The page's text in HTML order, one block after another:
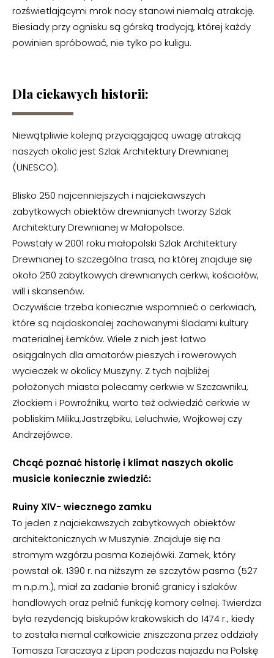
rozświetlającymi mrok nocy stanowi niemałą atrakcję.
Biesiady przy ognisku są górską tradycją, której każdy
powinien spróbować, nie tylko po kuligu.
Dla ciekawych historii:
Niewątpliwie kolejną przyciągającą uwagę atrakcją
naszych okolic jest Szlak Architektury Drewnianej
(UNESCO).
Blisko 250 najcenniejszych i najciekawszych
zabytkowych obiektów drewnianych tworzy Szlak
Architektury Drewnianej w Małopolsce.
Powstały w 2001 roku małopolski Szlak Architektury
Drewnianej to szczególna trasa, na której znajduje się
około 250 zabytkowych drewnianych cerkwi, kościołów,
will i skansenów.
Oczywiście trzeba koniecznie wspomnieć o cerkwiach,
które są najdoskonalej zachowanymi śladami kultury
materialnej Łemków. Wiele z nich jest łatwo
osiągalnych dla amatorów pieszych i rowerowych
wycieczek w okolicy Muszyny. Z tych najbliżej
położonych miasta polecamy cerkwie w Szczawniku,
Złockiem i Powroźniku, warto też odwiedzić cerkwie w
pobliskim Miliku,Jastrzębiku, Leluchwie, Wojkowej czy
Andrzejówce.
Chcąć poznać historię i klimat naszych okolic
musicie koniecznie zwiedzić:
Ruiny XIV- wiecznego zamku
To jeden z najciekawszych zabytkowych obiektów
architektonicznych w Muszynie. Znajduje się na
stromym wzgórzu pasma Koziejówki. Zamek, który
powstał ok. 1390 r. na niższym ze szczytów pasma (527
m n.p.m.), miał za zadanie bronić granicy i szlaków
handlowych oraz pełnić funkcję komory celnej. Twierdza
była rezydencją biskupów krakowskich do 1474 r., kiedy
to została niemal całkowicie zniszczona przez oddziały
Tomasza Taraczaya z Lipan podczas najazdu na Polskę